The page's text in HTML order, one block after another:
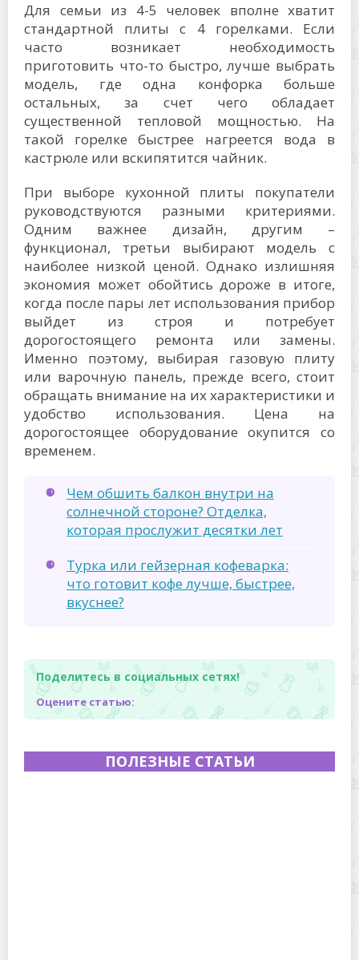
Для семьи из 4-5 человек вполне хватит
стандартной плиты с 4 горелками. Если
часто возникает необходимость
приготовить что-то быстро, лучше выбрать
модель, где одна конфорка больше
остальных, за счет чего обладает
существенной тепловой мощностью. На
такой горелке быстрее нагреется вода в
кастрюле или вскипятится чайник.
При выборе кухонной плиты покупатели
руководствуются разными критериями.
Одним важнее дизайн, другим –
функционал, третьи выбирают модель с
наиболее низкой ценой. Однако излишняя
экономия может обойтись дороже в итоге,
когда после пары лет использования прибор
выйдет из строя и потребует
дорогостоящего ремонта или замены.
Именно поэтому, выбирая газовую плиту
или варочную панель, прежде всего, стоит
обращать внимание на их характеристики и
удобство использования. Цена на
дорогостоящее оборудование окупится со
временем.
Чем обшить балкон внутри на
солнечной стороне? Отделка,
которая прослужит десятки лет
Турка или гейзерная кофеварка:
что готовит кофе лучше, быстрее,
вкуснее?
Поделитесь в социальных сетях!
Оцените статью:
ПОЛЕЗНЫЕ СТАТЬИ